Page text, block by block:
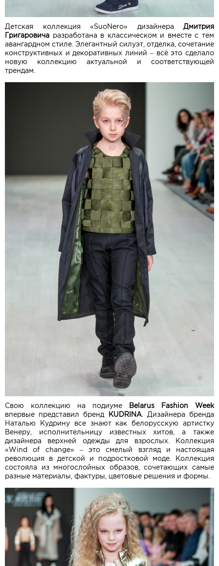
Детская коллекция «SuoNero» дизайнера Дмитрия
Григаровича разработана в классическом и вместе с тем
авангардном стиле. Элегантный силуэт, отделка, сочетание
конструктивных и декоративных линий – всё это сделало
новую коллекцию актуальной и соответствующей
трендам.
Свою коллекцию на подиуме
Belarus Fashion Week
впервые представил бренд
KUDRINA. Дизайнера бренда
Наталью Кудрину все знают как белорусскую артистку
Венеру, исполнительницу известных хитов, а также
дизайнера верхней одежды для взрослых. Коллекция
«Wind of change» – это смелый взгляд и настоящая
революция в детской и подростковой моде. Коллекция
состояла из многослойных образов, сочетающих самые
разные материалы, фактуры, цветовые решения и формы.